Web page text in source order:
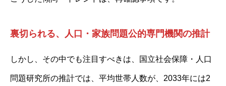
裏切られる、人口・家族問題公的専門機関の推計
しかし、その中でも注目すべきは、国立社会保障・人口
問題研究所の推計では、平均世帯人数が、2033年には2